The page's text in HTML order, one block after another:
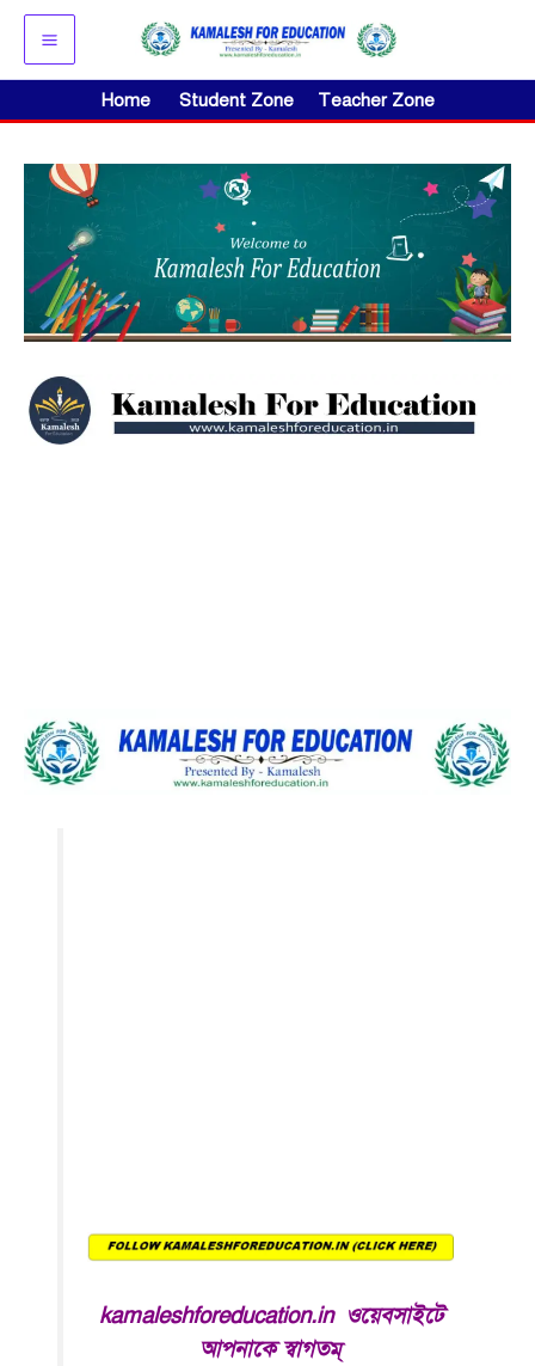
Skip
content
Home Student Zone Teacher Zone
kamaleshforeducation.in ওয়েবসাইটে
আপনাকে স্বাগতম্